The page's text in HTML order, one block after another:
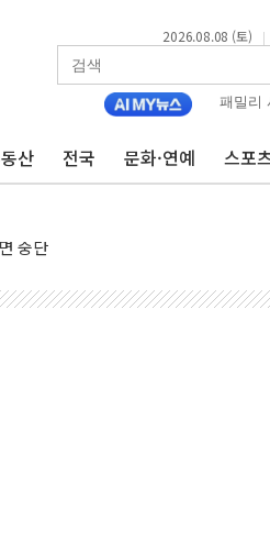
2026.08.08 (토) |
패밀리
산 전국 문화·연예 스포
대'